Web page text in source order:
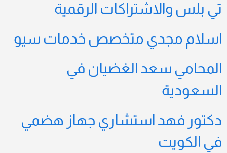
تي بلس والاشتراكات الرقمية
اسلام مجدي متخصص خدمات سيو
المحامي سعد الغضيان في
السعودية
دكتور فهد استشاري جهاز هضمي
في الكويت